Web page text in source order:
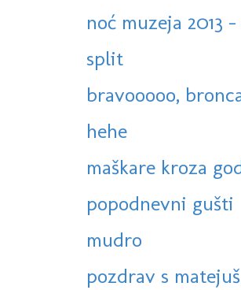
noć muzeja 2013
split
bravooooo,
hehe
maškare kroza
popodnevni gušti
mudro
pozdrav s